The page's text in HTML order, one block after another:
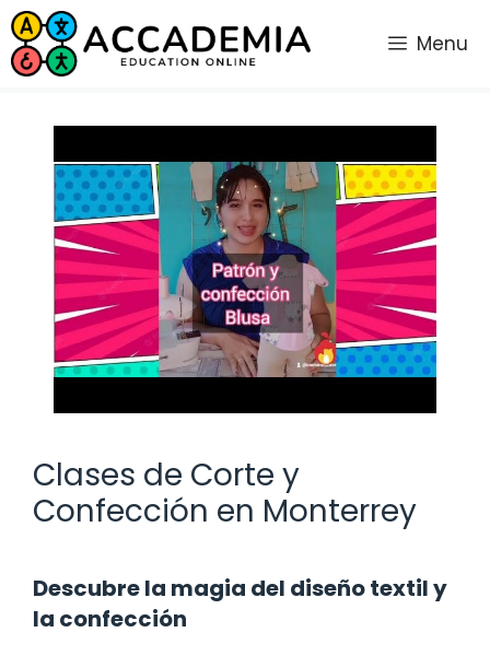
Saltar
al
contenido
Menu
Clases de Corte y
Confección en Monterrey
Descubre la magia del diseño textil y
la confección